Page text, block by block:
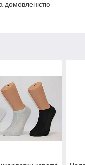
домовленістю